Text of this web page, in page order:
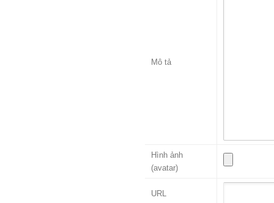
Mô tả
Hình ảnh
(avatar)
URL